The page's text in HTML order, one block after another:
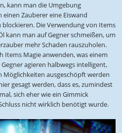
kann man die Umgebung
Zauberer eine Eiswand
Die Verwendung von Items
kann man auf Gegner schmeißen, um
mehr Schaden rauszuholen.
Magie anwenden, was einem
agieren halbwegs intelligent,
Möglichkeiten ausgeschöpft werden
gesagt werden, dass es, zumindest
sich eher wie ein Gimmick
nicht wirklich benötigt wurde.